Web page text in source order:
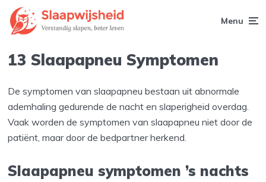
Menu
13 Slaapapneu Symptomen
De symptomen van slaapapneu bestaan uit abnormale
ademhaling gedurende de nacht en slaperigheid overdag.
Vaak worden de symptomen van slaapapneu niet door de
patiënt, maar door de bedpartner herkend.
Slaapapneu symptomen ’s nachts